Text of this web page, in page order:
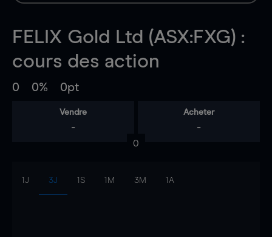
FELIX Gold Ltd (ASX:FXG) :
cours des action
0 0% 0pt
Vendre
-
Acheter
-
0
1J 3J 1S 1M 3M 1A